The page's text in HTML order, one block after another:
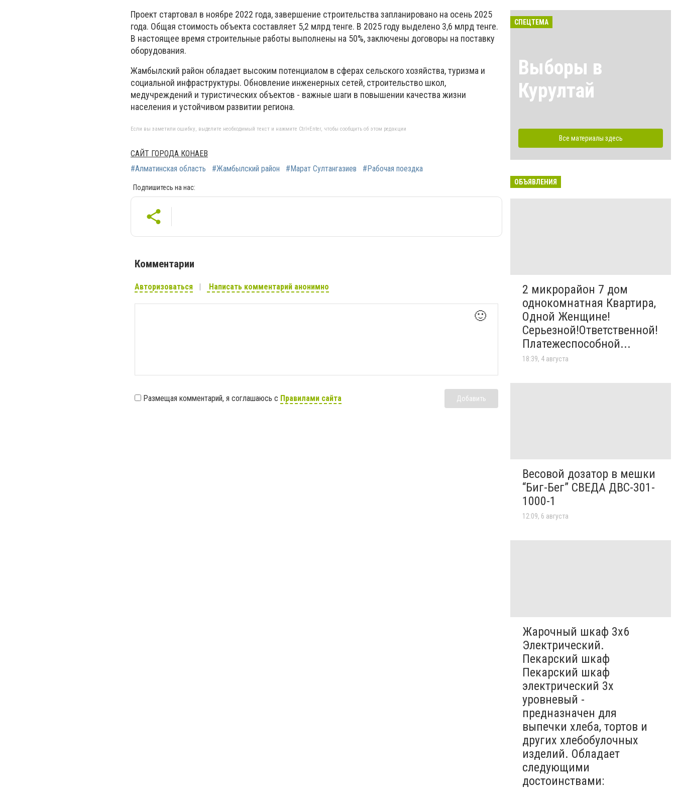
Проект стартовал в ноябре 2022 года, завершение строительства запланировано на осень 2025
года. Общая стоимость объекта составляет 5,2 млрд тенге. В 2025 году выделено 3,6 млрд тенге.
В настоящее время строительные работы выполнены на 50%, заключены договоры на поставку
оборудования.
Жамбылский район обладает высоким потенциалом в сферах сельского хозяйства, туризма и
социальной инфраструктуры. Обновление инженерных сетей, строительство школ,
медучреждений и туристических объектов - важные шаги в повышении качества жизни
населения и устойчивом развитии региона.
Если вы заметили ошибку, выделите необходимый текст и нажмите Ctrl+Enter, чтобы сообщить об этом редакции
САЙТ ГОРОДА КОНАЕВ
#Алматинская область
#Жамбылский район #Марат Султангазиев #Рабочая поездка
Подпишитесь на нас:
Комментарии
Авторизоваться Написать комментарий анонимно
🙂
Размещая комментарий, я соглашаюсь с Правилами сайта Добавить
СПЕЦТЕМА
Выборы в
Курултай
Все материалы здесь
ОБЪЯВЛЕНИЯ
2 микрорайон 7 дом
однокомнатная Квартира,
Одной Женщине!
Серьезной!Ответственной!
Платежеспособной...
18:39, 4 августа
Весовой дозатор в мешки
“Биг-Бег” СВЕДА ДВС-301-
1000-1
12:09, 6 августа
Жарочный шкаф 3х6
Электрический.
Пекарский шкаф
Пекарский шкаф
электрический 3х
уровневый -
предназначен для
выпечки хлеба, тортов и
других хлебобулочных
изделий. Обладает
следующими
достоинствами: